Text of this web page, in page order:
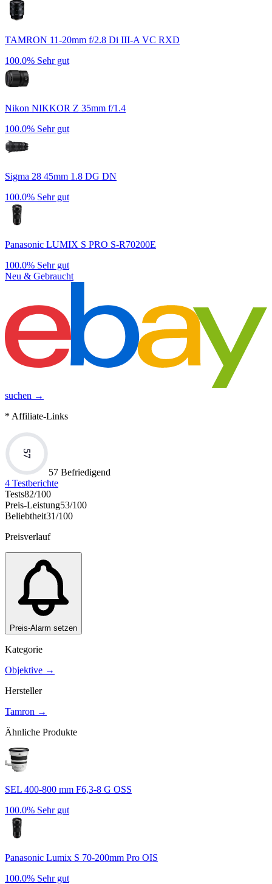
TAMRON 11-20mm f/2.8 Di III-A VC RXD
100.0% Sehr gut
Nikon NIKKOR Z 35mm f/1.4
100.0% Sehr gut
Sigma 28 45mm 1.8 DG DN
100.0% Sehr gut
Panasonic LUMIX S PRO S-R70200E
100.0% Sehr gut
Neu & Gebraucht
suchen →
* Affiliate-Links
57
57 Befriedigend
4 Testberichte
Tests82/100
Preis-Leistung53/100
Beliebtheit31/100
Preisverlauf
Preis-Alarm setzen
Kategorie
Objektive →
Hersteller
Tamron →
Ähnliche Produkte
SEL 400-800 mm F6,3-8 G OSS
100.0% Sehr gut
Panasonic Lumix S 70-200mm Pro OIS
100.0% Sehr gut